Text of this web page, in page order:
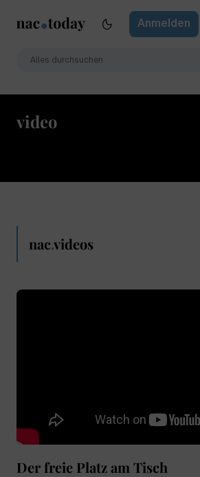
Anmelden
video
nac.videos
Der freie Platz am Tisch